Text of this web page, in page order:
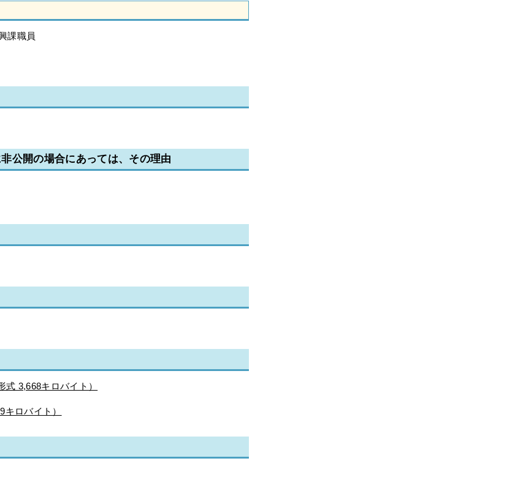
課職員
公開の場合にあっては、その理由
3,668キロバイト）
ロバイト）